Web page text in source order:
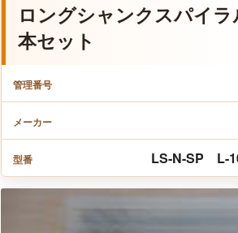
ロングシャンクスパイ
本セット
管理番号
メーカー
型番 LS-N-SP L-